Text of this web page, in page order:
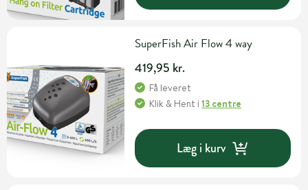
SuperFish Air Flow 4 way
419,95 kr.
Få leveret
Klik & Hent i13 centre
Læg i kurv